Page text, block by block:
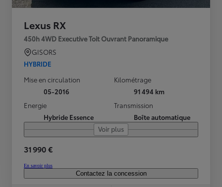
Lexus RX
450h 4WD Executive Toit Ouvrant Panoramique
GISORS
HYBRIDE
Mise en circulation
05-2016
Kilométrage
91 494 km
Energie
Hybride Essence
Transmission
Boîte automatique
Voir plus
31 990 €
En savoir plus
Contactez la concession